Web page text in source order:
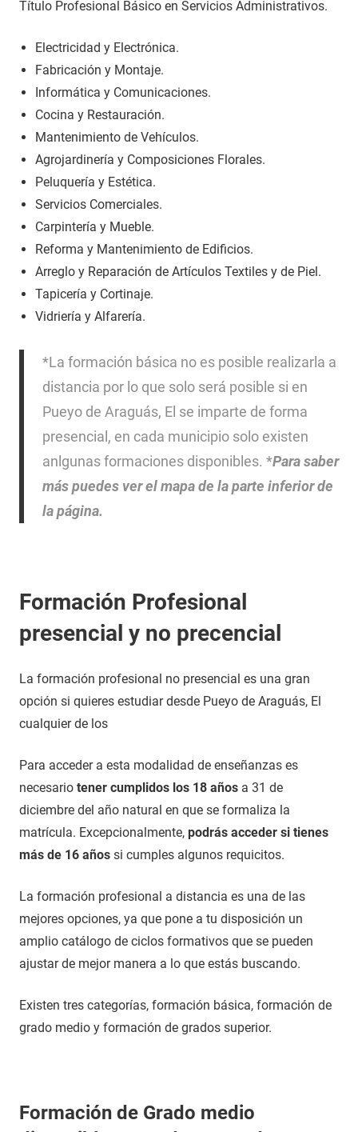
Título Profesional Básico en Servicios Administrativos.
Electricidad y Electrónica.
Fabricación y Montaje.
Informática y Comunicaciones.
Cocina y Restauración.
Mantenimiento de Vehículos.
Agrojardinería y Composiciones Florales.
Peluquería y Estética.
Servicios Comerciales.
Carpintería y Mueble.
Reforma y Mantenimiento de Edificios.
Arreglo y Reparación de Artículos Textiles y de Piel.
Tapicería y Cortinaje.
Vidriería y Alfarería.
*La formación básica no es posible realizarla a
distancia por lo que solo será posible si en
Pueyo de Araguás, El se imparte de forma
presencial, en cada municipio solo existen
anlgunas formaciones disponibles. *Para saber
más puedes ver el mapa de la parte inferior de
la página.
Formación Profesional
presencial y no precencial
La formación profesional no presencial es una gran
opción si quieres estudiar desde Pueyo de Araguás, El
cualquier de los
Para acceder a esta modalidad de enseñanzas es
necesario tener cumplidos los 18 años a 31 de
diciembre del año natural en que se formaliza la
matrícula. Excepcionalmente, podrás acceder si tienes
más de 16 años si cumples algunos requicitos.
La formación profesional a distancia es una de las
mejores opciones, ya que pone a tu disposición un
amplio catálogo de ciclos formativos que se pueden
ajustar de mejor manera a lo que estás buscando.
Existen tres categorías, formación básica, formación de
grado medio y formación de grados superior.
Formación de Grado medio